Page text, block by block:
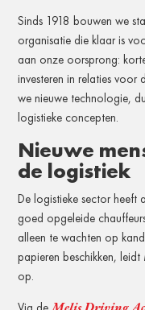
Sinds 1918 bouwen we
organisatie die klaar is
aan onze oorsprong:
investeren in relaties voor
we nieuwe technologie,
logistieke concepten.
Nieuwe
de logistiek
De logistieke sector heeft
goed opgeleide
alleen te wachten op
papieren beschikken,
op.